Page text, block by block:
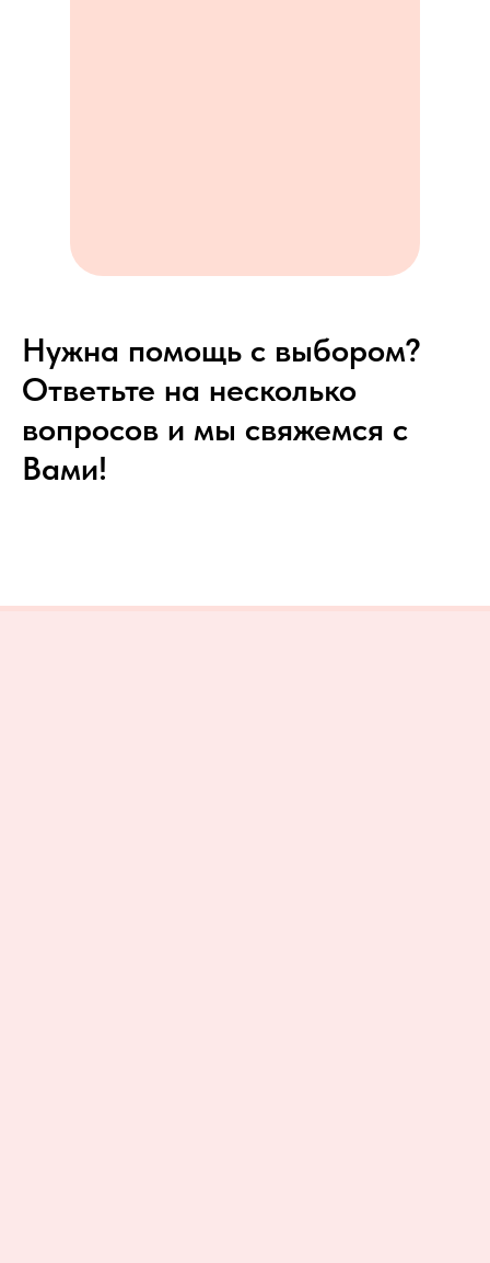
Нужна помощь с выбором?
Ответьте на несколько
вопросов и мы свяжемся с
Вами!